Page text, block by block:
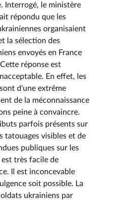
Interrogé, le ministère
répondu que les
organisaient
la sélection des
envoyés en France
réponse est
En effet, les
d'une extrême
de la méconnaissance
peine à convaincre.
parfois présents sur
tatouages visibles et de
publiques sur les
très facile de
Il est inconcevable
soit possible. La
ukrainiens par